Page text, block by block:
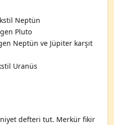
Neptün
Pluto
Neptün ve Jüpiter karşıt
Uranüs
niyet defteri tut. Merkür fikir